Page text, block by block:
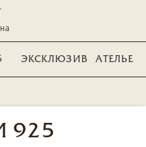
ЭКСКЛЮЗИВ АТЕЛЬЕ
925